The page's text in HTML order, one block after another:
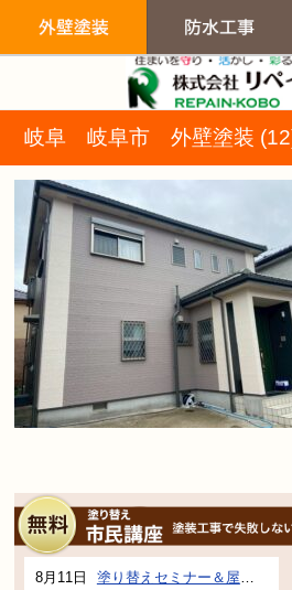
岐阜 岐阜市 外壁塗装
8月11日 塗り替えセミナー＆屋根、外壁の塗り替え市民講座 inぎふメディアコスモス